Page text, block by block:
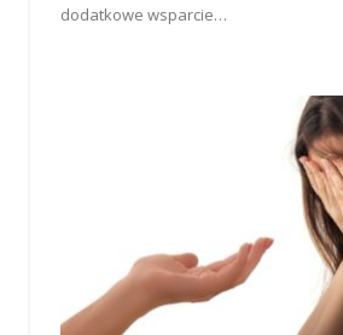
dodatkowe wsparcie…